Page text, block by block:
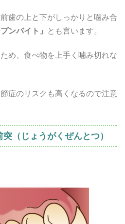
歯の上と下がしっかりと噛み合
プンバイト」 とも言います。
め、食べ物を上手く噛み切れな
症のリスクも高くなるので注意
突（じょうがくぜんとつ）